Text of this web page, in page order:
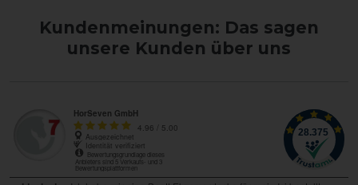
Kundenmeinungen: Das sagen
unsere Kunden über uns